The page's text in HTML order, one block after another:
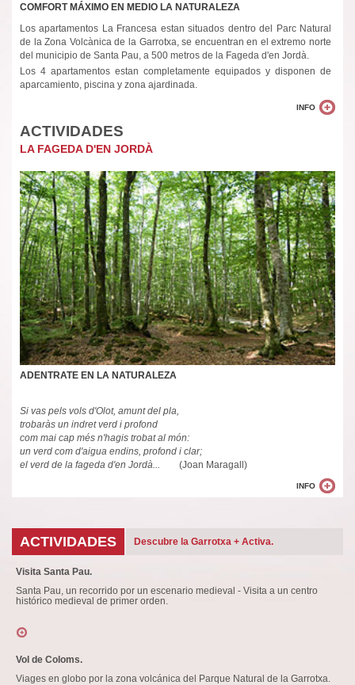
COMFORT MÁXIMO EN MEDIO LA NATURALEZA
Los apartamentos La Francesa estan situados dentro del Parc Natural
de la Zona Volcànica de la Garrotxa, se encuentran en el extremo norte
del municipio de Santa Pau, a 500 metros de la Fageda d'en Jordà.
Los 4 apartamentos estan completamente equipados y disponen de
aparcamiento, piscina y zona ajardinada.
INFO
ACTIVIDADES
LA FAGEDA D'EN JORDÀ
ADENTRATE EN LA NATURALEZA
Si vas pels vols d'Olot, amunt del pla,
trobaràs un indret verd i profond
com mai cap més n'hagis trobat al món:
un verd com d'aigua endins, profond i clar;
el verd de la fageda d'en Jordà... (Joan Maragall)
INFO
ACTIVIDADES Descubre la Garrotxa + Activa.
Visita Santa Pau.
Santa Pau, un recorrido por un escenario medieval - Visita a un centro
histórico medieval de primer orden.
Vol de Coloms.
Viages en globo por la zona volcánica del Parque Natural de la Garrotxa.